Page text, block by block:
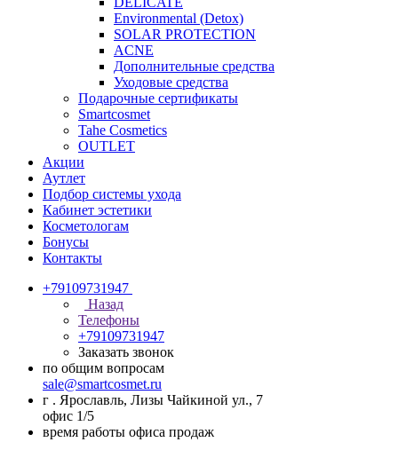
Environmental (Detox)
SOLAR PROTECTION
АCNE
Дополнительные средства
Уходовые средства
Подарочные сертификаты
Smartcosmet
Tahe Cosmetics
OUTLET
Акции
Аутлет
Подбор системы ухода
Кабинет эстетики
Косметологам
Бонусы
Контакты
+79109731947
Назад
Телефоны
+79109731947
Заказать звонок
по общим вопросам
sale@smartcosmet.ru
г . Ярославль, Лизы Чайкиной ул., 7
офис 1/5
время работы офиса продаж